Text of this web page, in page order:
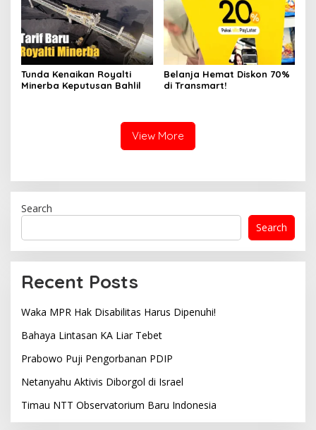
Tunda Kenaikan Royalti
Minerba Keputusan Bahlil
Belanja Hemat Diskon 70%
di Transmart!
View More
Search
Search
Recent Posts
Waka MPR Hak Disabilitas Harus Dipenuhi!
Bahaya Lintasan KA Liar Tebet
Prabowo Puji Pengorbanan PDIP
Netanyahu Aktivis Diborgol di Israel
Timau NTT Observatorium Baru Indonesia